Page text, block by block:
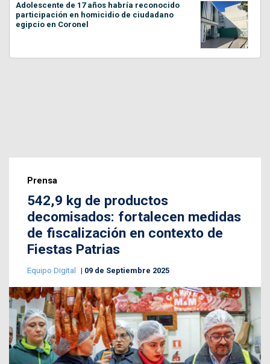
Adolescente de 17 años habría reconocido
participación en homicidio de ciudadano
egipcio en Coronel
Prensa
542,9 kg de productos
decomisados: fortalecen medidas
de fiscalización en contexto de
Fiestas Patrias
Equipo Digital 09 de Septiembre 2025